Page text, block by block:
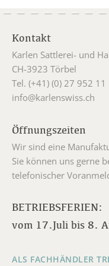
Kontakt
Karlen Sattlerei- und
CH-3923 Törbel
Tel. (+41) (0) 27 952 11
info@karlenswiss.ch
Öffnungszeiten
Wir sind eine
Sie können uns gerne
telefonischer
BETRIEBSFERIEN:
vom 17.Juli bis 8.
ALS FACHHÄNDLER